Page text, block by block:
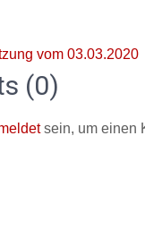
vom 03.03.2020
(0)
sein, um einen